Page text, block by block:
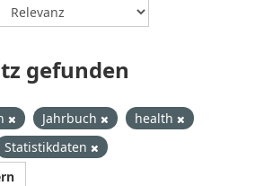
gefunden
Jahrbuch
health
Statistikdaten